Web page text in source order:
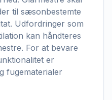
til sæsonbestemte
Udfordringer som
kan håndteres
For at bevare
er
fugematerialer